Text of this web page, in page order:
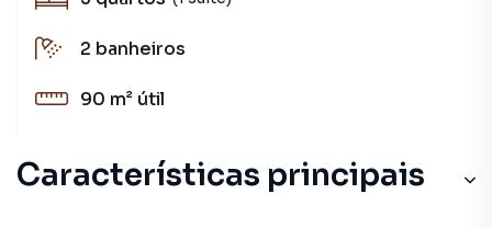
2 banheiros
90 m² útil
Características principais